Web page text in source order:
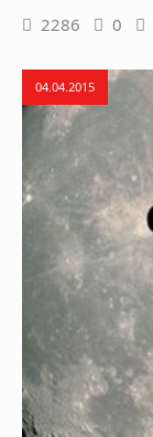
2286 0
04.04.2015